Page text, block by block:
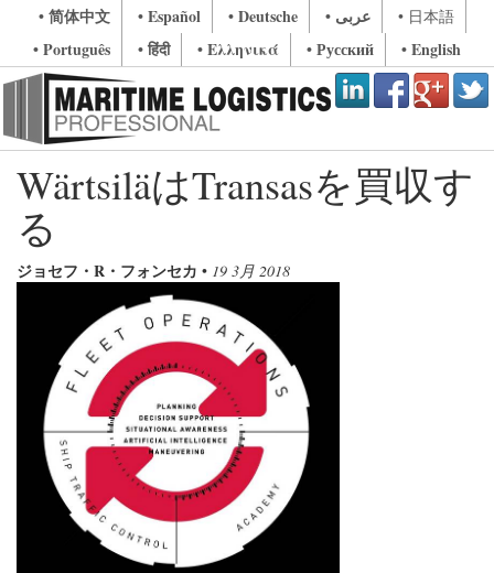
• 简体中文 • Español • Deutsche • عربى • 日本語
• Português • हिंदी • Ελληνικά • Русский • English
WärtsiläはTransasを買収す
る
ジョセフ・R・フォンセカ • 19 3月 2018